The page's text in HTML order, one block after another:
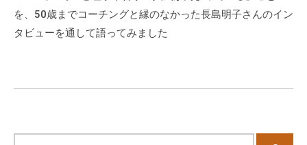
ョ
ン
を、50歳までコーチングと縁のなかった長島明子さんのイン
タビューを通して語ってみました